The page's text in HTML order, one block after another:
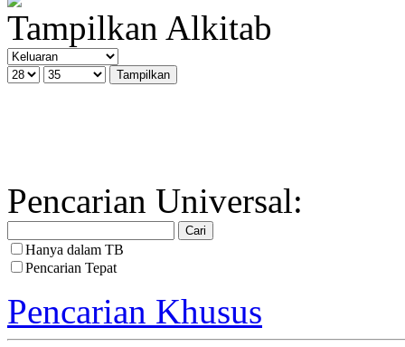
Tampilkan Alkitab
Pencarian Universal:
Hanya dalam TB
Pencarian Tepat
Pencarian Khusus